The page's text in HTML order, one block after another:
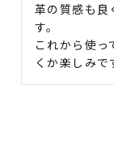
革の質感も良
す。
これから使っ
くか楽しみで